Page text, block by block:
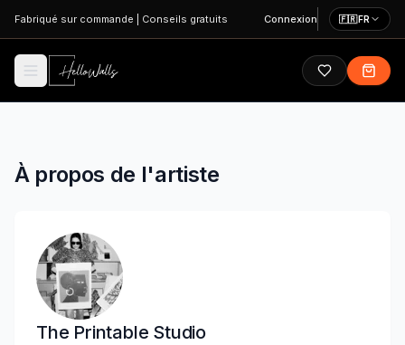
Aller au contenu principal
Fabriqué sur commande Conseils gratuits Connexion 🇫🇷FR
À propos de l'artiste
The Printable Studio